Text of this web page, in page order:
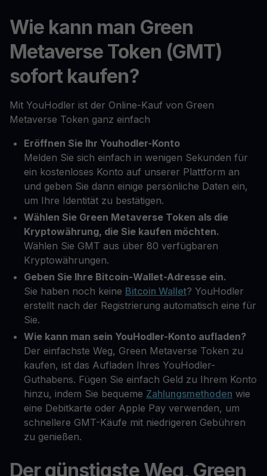
Wie kann man Green
Metaverse Token (GMT)
sofort kaufen?
Mit YouHodler ist der Online-Kauf von Green
Metaverse Token ganz einfach
Eröffnen Sie Ihr Youhodler-Konto
Melden Sie sich einfach in wenigen Sekunden für
ein kostenloses Konto auf unserer Plattform an
und geben Sie dann einige persönliche Daten ein,
um Ihre Identität zu bestätigen.
Wählen Sie Green Metaverse Token als die
Kryptowährung, die Sie kaufen möchten.
Wählen Sie GMT aus über 80 verfügbaren
Kryptowährungen.
Geben Sie Ihre Bitcoin-Wallet-Adresse ein.
Sie haben noch keine Bitcoin Wallet? YouHodler
erstellt nach der Registrierung automatisch eine für
Sie.
Wie kann man sein YouHodler-Konto aufladen?
Der einfachste Weg, Green Metaverse Token zu
kaufen, ist das Aufladen Ihres YouHodler-
Guthabens. Fügen Sie einfach Geld zu Ihrem Konto
hinzu, indem Sie bequeme Zahlungsmethoden wie
eine Debitkarte oder Apple Pay verwenden, um
schnellere GMT-Käufe mit niedrigeren Gebühren
zu genießen.
Der günstigste Weg, Green